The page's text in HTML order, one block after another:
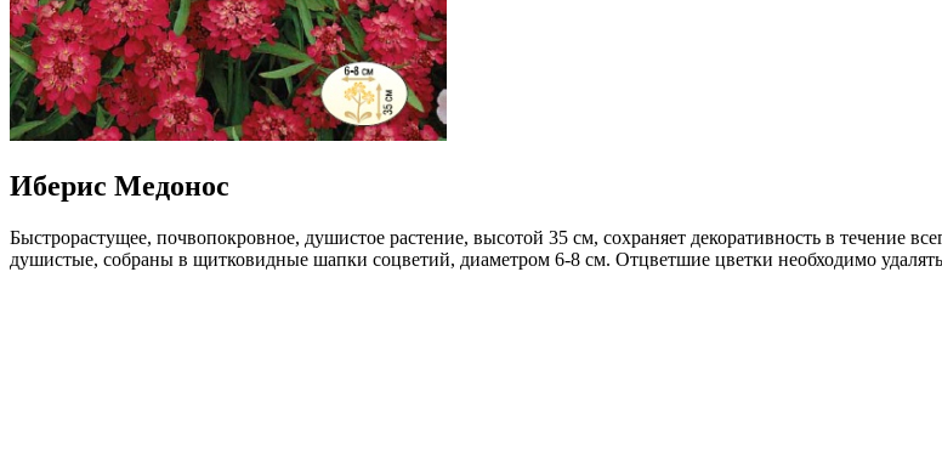
Иберис Медонос
Быстрорастущее, почвопокровное, душистое растение, высотой 35 см, сохраняет декоративность в течение
душистые, собраны в щитковидные шапки соцветий, диаметром 6-8 см. Отцветшие цветки необходимо